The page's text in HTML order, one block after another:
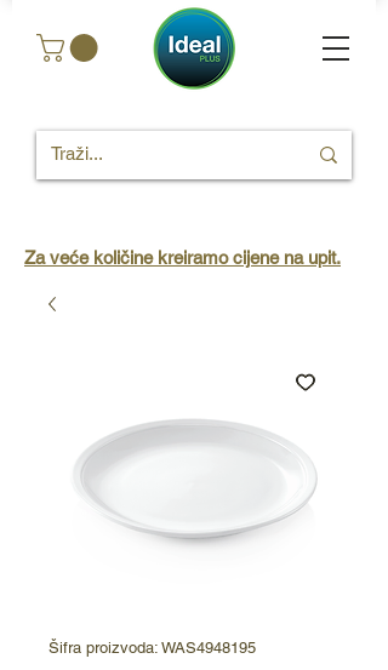
Za veće količine kreiramo cijene na upit.
Šifra proizvoda: WAS4948195